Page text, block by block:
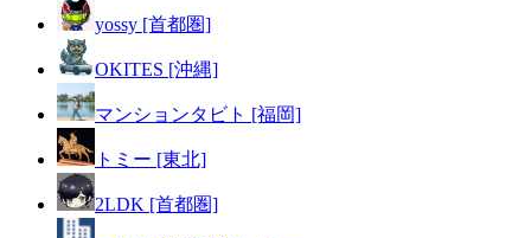
yossy [首都圏]
OKITES [沖縄]
マンションタビト [福岡]
トミー [東北]
2LDK [首都圏]